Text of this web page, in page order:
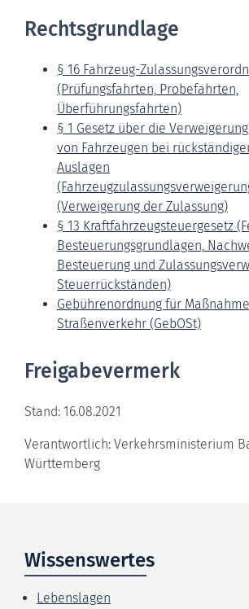
Rechtsgrundlage
§ 16 Fahrzeug-
(Prüfungsfahrten, Probefahrten,
Überführungsfahrten)
§ 1 Gesetz über die
von Fahrzeugen bei
Auslagen
(Verweigerung der Zulassung)
§ 13 Kraftfahrzeugsteuergesetz
Besteuerungsgrundlagen,
Besteuerung und
Steuerrückständen)
Gebührenordnung für
Straßenverkehr (GebOSt)
Freigabevermerk
Stand: 16.08.2021
Verantwortlich: Verkehrsministerium
Württemberg
Wissenswertes
Lebenslagen